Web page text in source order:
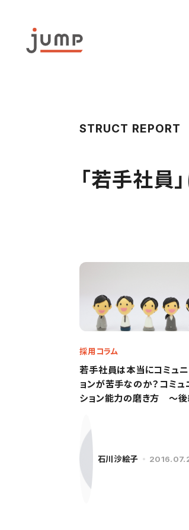
STRUCT REPORT
「若手社員
若手社員は本当にコミュ
ョンが苦手なのか？コミュ
ション能力の磨き方 ～後
採用コラム
石川沙絵子